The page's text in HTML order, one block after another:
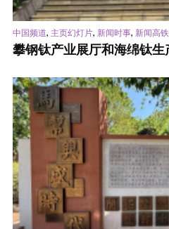
中国频道, 主页幻灯片, 新闻时事, 新闻高铁
攀钢钛产业展厅和海绵钛生